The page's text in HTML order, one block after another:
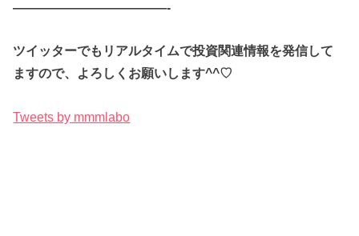
————————————-
ツイッターでもリアルタイムで投資関連情報を発信して
ますので、よろしくお願いします^^♡
Tweets by mmmlabo